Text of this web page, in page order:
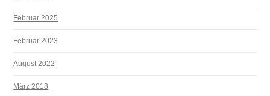
Februar 2025
Februar 2023
August 2022
März 2018